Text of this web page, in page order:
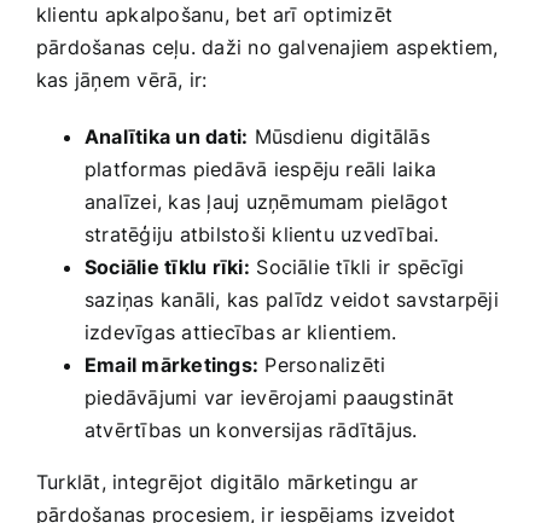
klientu apkalpošanu, bet arī optimizēt
pārdošanas ceļu. daži no galvenajiem aspektiem,
kas jāņem vērā, ir:
Analītika un​ dati: Mūsdienu digitālās‌
platformas piedāvā iespēju reāli laika
analīzei, kas ļauj uzņēmumam pielāgot
stratēģiju‍ atbilstoši klientu uzvedībai.
Sociālie tīklu rīki: ⁢Sociālie tīkli ​ir spēcīgi
saziņas kanāli, kas‍ palīdz veidot savstarpēji
izdevīgas attiecības ⁣ar klientiem.
Email mārketings: Personalizēti
piedāvājumi var ievērojami paaugstināt
atvērtības un konversijas ​rādītājus.
Turklāt, integrējot digitālo mārketingu ar
pārdošanas procesiem, ir ⁣iespējams izveidot ​